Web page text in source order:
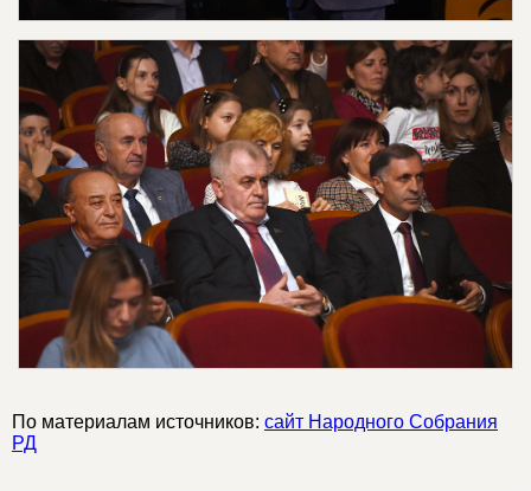
По материалам источников: сайт Народного Собрания
РД